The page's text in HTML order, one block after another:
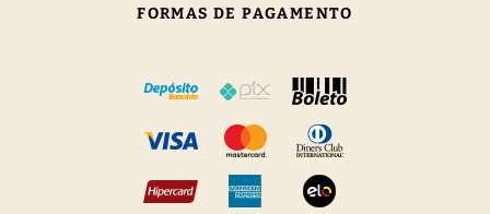
FORMAS DE PAGAMENTO